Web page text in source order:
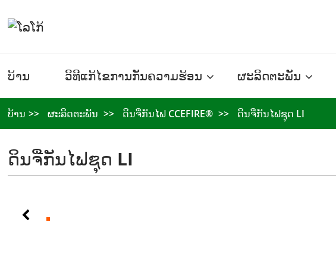
ບ້ານ ວິທີແກ້ໄຂການກັນຄວາມຮ້ອນ ຜະລິດຕະພັນ
ບ້ານ ຜະລິດຕະພັນ ດິນຈີ່ກັນໄຟ CCEFIRE® ດິນຈີ່ກັນໄຟຊຸດ LI
ດິນຈີ່ກັນໄຟຊຸດ LI